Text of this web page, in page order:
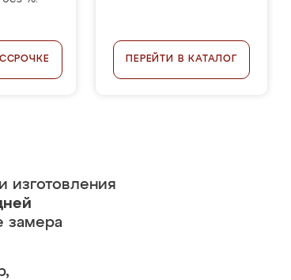
ПЕРЕЙТИ В КАТАЛОГ
изготовления
замера